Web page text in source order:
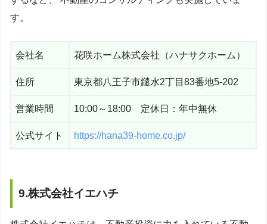
す。
会社名 花咲ホーム株式会社（ハナサクホーム）
住所 東京都八王子市鑓水2丁目83番地5-202
営業時間 10:00～18:00 定休日：年中無休
公式サイト https://hana39-home.co.jp/
9.株式会社イエハチ